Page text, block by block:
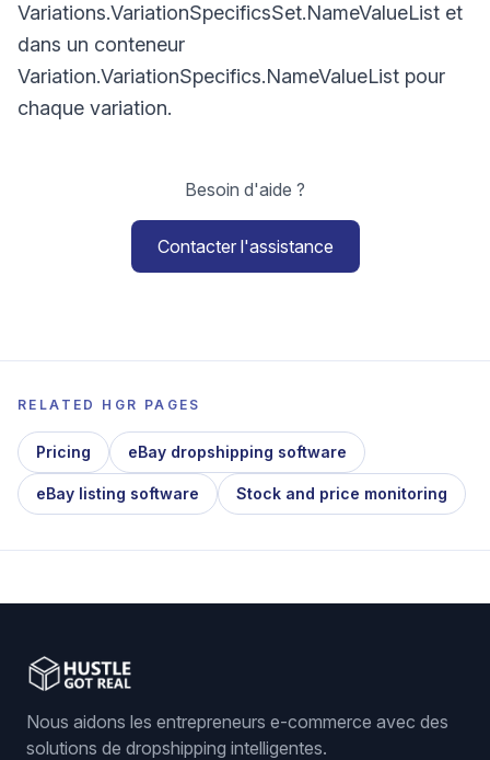
Variations.VariationSpecificsSet.NameValueList et
dans un conteneur
Variation.VariationSpecifics.NameValueList pour
chaque variation.
Besoin d'aide ?
Contacter l'assistance
RELATED HGR PAGES
Pricing eBay dropshipping software
eBay listing software Stock and price monitoring
Nous aidons les entrepreneurs e-commerce avec des
solutions de dropshipping intelligentes.